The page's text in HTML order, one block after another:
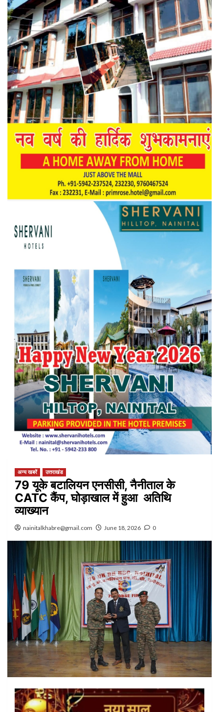
अन्य खबरें उत्तराखंड
79 यूके बटालियन एनसीसी, नैनीताल के
CATC कैंप, घोड़ाखाल में हुआ अतिथि
व्याख्यान
nainitalkhabre@gmail.com June 18, 2026 0